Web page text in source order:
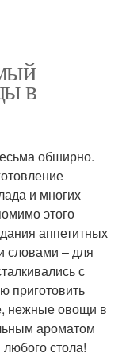
в
обширно.
и многих
этого
аппетитных
словами – для
с
приготовить
нежные овощи в
ароматом
стола!